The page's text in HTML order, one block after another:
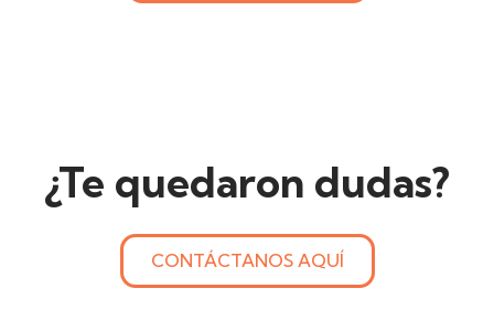
¿Te quedaron dudas?
CONTÁCTANOS AQUÍ